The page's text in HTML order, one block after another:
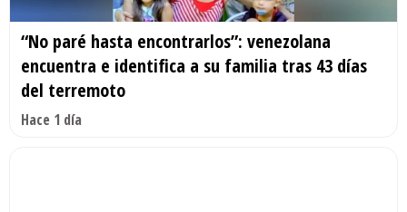
“No paré hasta encontrarlos”: venezolana
encuentra e identifica a su familia tras 43 días
del terremoto
Hace 1 día